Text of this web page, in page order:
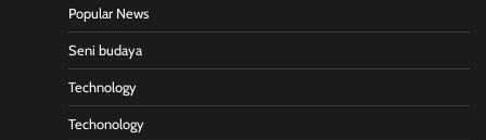
Popular News
Seni budaya
Technology
Techonology